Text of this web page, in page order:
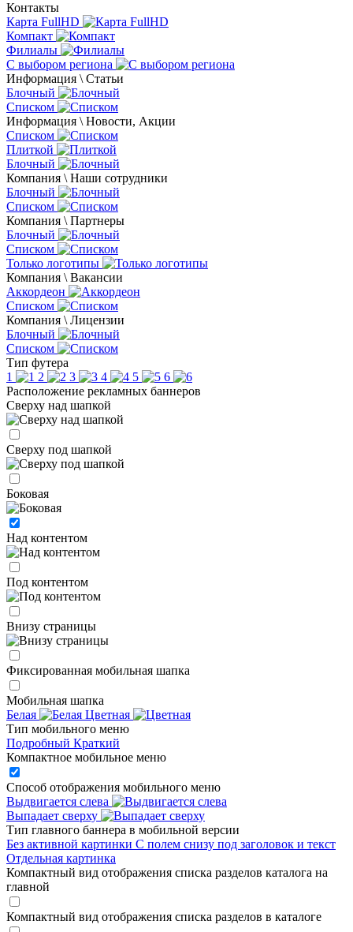
Контакты
Карта FullHD
Компакт
Филиалы
С выбором региона
Информация \ Статьи
Блочный
Списком
Информация \ Новости, Акции
Списком
Плиткой
Блочный
Компания \ Наши сотрудники
Блочный
Списком
Компания \ Партнеры
Блочный
Списком
Только логотипы
Компания \ Вакансии
Аккордеон
Списком
Компания \ Лицензии
Блочный
Списком
Тип футера
1
2 3 4 5
6
Расположение рекламных баннеров
Сверху над шапкой
Сверху под шапкой
Боковая
Над контентом
Под контентом
Внизу страницы
Фиксированная мобильная шапка
Мобильная шапка
Белая
Цветная
Тип мобильного меню
Подробный Краткий
Компактное мобильное меню
Способ отображения мобильного меню
Выдвигается слева
Выпадает сверху
Тип главного баннера в мобильной версии
Без активной картинки С полем снизу под заголовок и текст
Отдельная картинка
Компактный вид отображения списка разделов каталога на
главной
Компактный вид отображения списка разделов в каталоге